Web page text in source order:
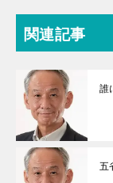
関連記事
誰
五